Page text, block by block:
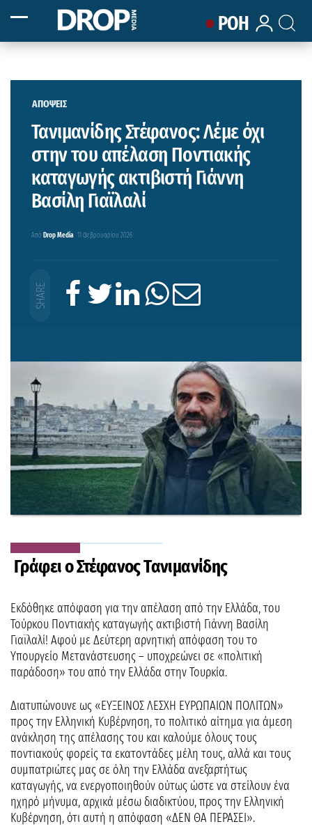
ΡΟΗ
ΑΠΟΨΕΙΣ
Τανιμανίδης Στέφανος: Λέμε όχι
στην του απέλαση Ποντιακής
καταγωγής ακτιβιστή Γιάννη
Βασίλη Γιαϊλαλί
Από Drop Media 11 Φεβρουαρίου 2026
Γράφει ο Στέφανος Τανιμανίδης
Εκδόθηκε απόφαση για την απέλαση από την Ελλάδα, του
Τούρκου Ποντιακής καταγωγής ακτιβιστή Γιάννη Βασίλη
Γιαϊλαλί! Αφού με Δεύτερη αρνητική απόφαση του το
Υπουργείο Μετανάστευσης – υποχρεώνει σε «πολιτική
παράδοση» του από την Ελλάδα στην Τουρκία.
Διατυπώνουνε ως «ΕΥΞΕΙΝΟΣ ΛΕΣΧΗ ΕΥΡΩΠΑΙΩΝ ΠΟΛΙΤΩΝ»
προς την Ελληνική Κυβέρνηση, το πολιτικό αίτημα για άμεση
ανάκληση της απέλασης του και καλούμε όλους τους
ποντιακούς φορείς τα εκατοντάδες μέλη τους, αλλά και τους
συμπατριώτες μας σε όλη την Ελλάδα ανεξαρτήτως
καταγωγής, να ενεργοποιηθούν ούτως ώστε να στείλουν ένα
ηχηρό μήνυμα, αρχικά μέσω διαδικτύου, προς την Ελληνική
Κυβέρνηση, ότι αυτή η απόφαση «ΔΕΝ ΘΑ ΠΕΡΑΣΕΙ».